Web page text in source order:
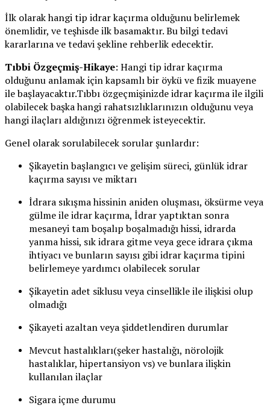
İlk olarak hangi tip idrar kaçırma olduğunu belirlemek
önemlidir, ve teşhisde ilk basamaktır. Bu bilgi tedavi
kararlarına ve tedavi şekline rehberlik edecektir.
Tıbbi Özgeçmiş-Hikaye: Hangi tip idrar kaçırma
olduğunu anlamak için kapsamlı bir öykü ve fizik muayene
ile başlayacaktır.Tıbbı özgeçmişinizde idrar kaçırma ile ilgili
olabilecek başka hangi rahatsızlıklarınızın olduğunu veya
hangi ilaçları aldığınızı öğrenmek isteyecektir.
Genel olarak sorulabilecek sorular şunlardır:
Şikayetin başlangıcı ve gelişim süreci, günlük idrar
kaçırma sayısı ve miktarı
İdrara sıkışma hissinin aniden oluşması, öksürme veya
gülme ile idrar kaçırma, İdrar yaptıktan sonra
mesaneyi tam boşalıp boşalmadığı hissi, idrarda
yanma hissi, sık idrara gitme veya gece idrara çıkma
ihtiyacı ve bunların sayısı gibi idrar kaçırma tipini
belirlemeye yardımcı olabilecek sorular
Şikayetin adet siklusu veya cinsellikle ile ilişkisi olup
olmadığı
Şikayeti azaltan veya şiddetlendiren durumlar
Mevcut hastalıkları(şeker hastalığı, nörolojik
hastalıklar, hipertansiyon vs) ve bunlara ilişkin
kullanılan ilaçlar
Sigara içme durumu